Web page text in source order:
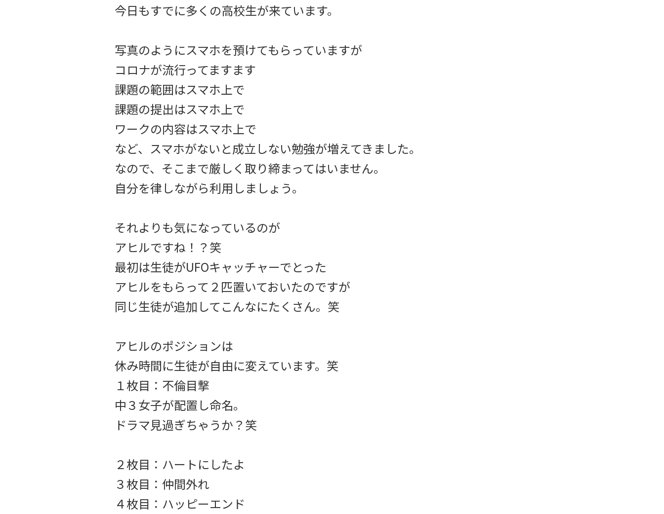
今日もすでに多くの高校生が来ています。
写真のようにスマホを預けてもらっていますが
コロナが流行ってますます
課題の範囲はスマホ上で
課題の提出はスマホ上で
ワークの内容はスマホ上で
など、スマホがないと成立しない勉強が増えてきました。
なので、そこまで厳しく取り締まってはいません。
自分を律しながら利用しましょう。
それよりも気になっているのが
アヒルですね！？笑
最初は生徒がUFOキャッチャーでとった
アヒルをもらって２匹置いておいたのですが
同じ生徒が追加してこんなにたくさん。笑
アヒルのポジションは
休み時間に生徒が自由に変えています。笑
１枚目：不倫目撃
中３女子が配置し命名。
ドラマ見過ぎちゃうか？笑
２枚目：ハートにしたよ
３枚目：仲間外れ
４枚目：ハッピーエンド